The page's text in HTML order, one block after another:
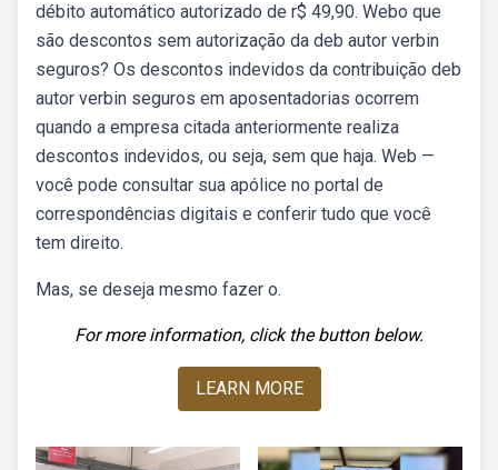
débito automático autorizado de r$ 49,90. Webo que
são descontos sem autorização da deb autor verbin
seguros? Os descontos indevidos da contribuição deb
autor verbin seguros em aposentadorias ocorrem
quando a empresa citada anteriormente realiza
descontos indevidos, ou seja, sem que haja. Web —
você pode consultar sua apólice no portal de
correspondências digitais e conferir tudo que você
tem direito.
Mas, se deseja mesmo fazer o.
For more information, click the button below.
LEARN MORE